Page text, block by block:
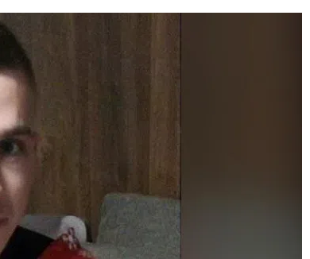
ВНАСЛІДОК ПОРАНЕНЬ, ОТРИМАНИХ НА ВІЙНІ,
ВОЇН ЮРІЙ ВОЙТИК
25 листопада 2025 0